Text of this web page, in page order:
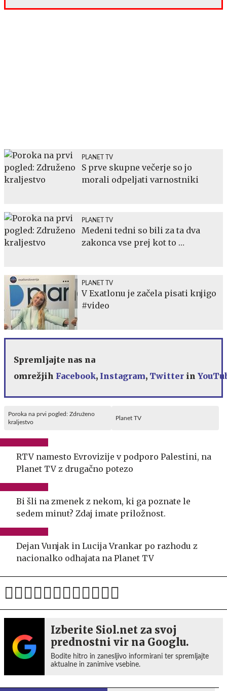
PLANET TV
S prve skupne večerje so jo
morali odpeljati varnostniki
PLANET TV
Medeni tedni so bili za ta dva
zakonca vse prej kot to …
PLANET TV
V Exatlonu je začela pisati knjigo
#video
Spremljajte nas na
omrežjih Facebook, Instagram, Twitter in
Poroka na prvi pogled: Združeno
kraljestvo
Planet TV
RTV namesto Evrovizije v podporo Palestini, na
Planet TV z drugačno potezo
Bi šli na zmenek z nekom, ki ga poznate le
sedem minut? Zdaj imate priložnost.
Dejan Vunjak in Lucija Vrankar po razhodu z
nacionalko odhajata na Planet TV
Izberite Siol.net za svoj
prednostni vir na Googlu.
Bodite hitro in zanesljivo informirani ter spremljajte
aktualne in zanimive vsebine.